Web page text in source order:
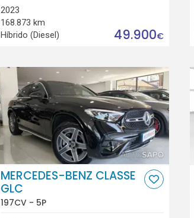
2023
168.873 km
Híbrido (Diesel)
49.900€
MERCEDES-BENZ CLASSE
GLC
197CV - 5P